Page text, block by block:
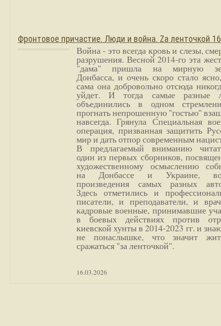
Фронтовое причастие. Люди и война. Zа ленточкой
Война - это всегда кровь и слезы,
разрушения. Весной 2014-го эта
"дама" пришла на мирную
Донбасса, и очень скоро стало
сама она добровольно отсюда
уйдет. И тогда самые разные
объединились в одном
прогнать непрошенную "гостью"
навсегда. Грянула Специальная
операция, призванная защитить
мир и дать отпор современным
В предлагаемый вниманию
один из первых сборников,
художественному осмыслению
на Донбассе и Украине,
произведения самых разных
Здесь отметились и
писатели, и преподаватели, и
кадровые военные, принимавшие
в боевых действиях против
киевской хунты в 2014-2023 гг. и
не понаслышке, что значит
сражаться "за ленточкой".
16.03.2026